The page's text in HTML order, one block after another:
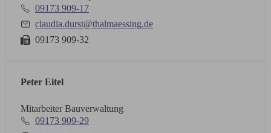
09173 909-17
claudia.durst@thalmaessing.de
09173 909-32
Peter Eitel
Mitarbeiter Bauverwaltung
09173 909-29